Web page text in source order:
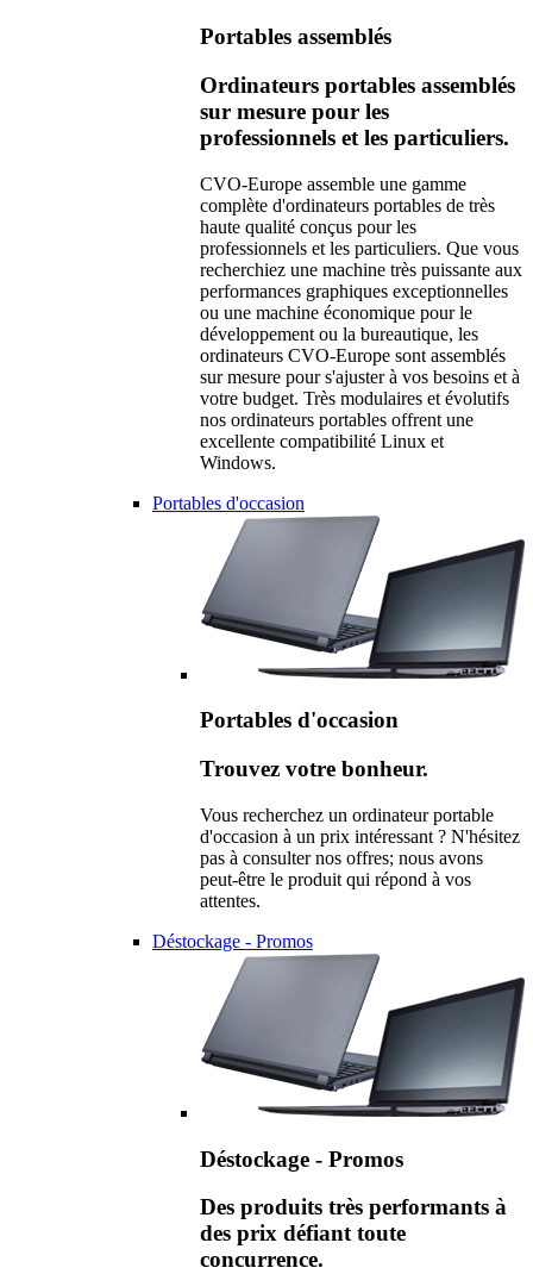
Portables assemblés
Ordinateurs portables assemblés
sur mesure pour les
professionnels et les particuliers.
CVO-Europe assemble une gamme
complète d'ordinateurs portables de très
haute qualité conçus pour les
professionnels et les particuliers. Que vous
recherchiez une machine très puissante aux
performances graphiques exceptionnelles
ou une machine économique pour le
développement ou la bureautique, les
ordinateurs CVO-Europe sont assemblés
sur mesure pour s'ajuster à vos besoins et à
votre budget. Très modulaires et évolutifs
nos ordinateurs portables offrent une
excellente compatibilité Linux et
Windows.
Portables d'occasion
Portables d'occasion
Trouvez votre bonheur.
Vous recherchez un ordinateur portable
d'occasion à un prix intéressant ? N'hésitez
pas à consulter nos offres; nous avons
peut-être le produit qui répond à vos
attentes.
Déstockage - Promos
Déstockage - Promos
Des produits très performants à
des prix défiant toute
concurrence.